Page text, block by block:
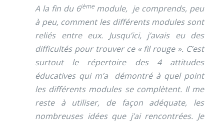
A la fin du 6ièmemodule, je comprends, peu
à peu, comment les différents modules sont
reliés entre eux. Jusqu’ici, j’avais eu des
difficultés pour trouver ce « fil rouge ». C’est
surtout le répertoire des 4 attitudes
éducatives qui m’a démontré à quel point
les différents modules se complètent. Il me
reste à utiliser, de façon adéquate, les
nombreuses idées que j’ai rencontrées. Je